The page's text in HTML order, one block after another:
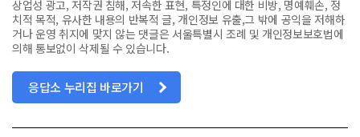
상업성 광고, 저작권 침해, 저속한 표현, 특정인에 대한 비방, 명예훼손, 정
치적 목적, 유사한 내용의 반복적 글, 개인정보 유출,그 밖에 공익을 저해하
거나 운영 취지에 맞지 않는 댓글은 서울특별시 조례 및 개인정보보호법에
의해 통보없이 삭제될 수 있습니다.
응답소 누리집 바로가기